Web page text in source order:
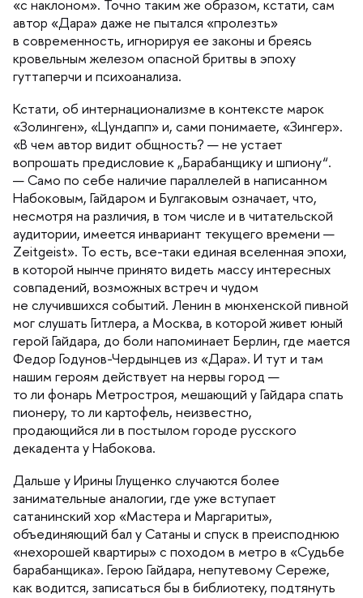
«с наклоном». Точно таким же образом, кстати, сам
автор «Дара» даже не пытался «пролезть»
современность, игнорируя ее законы и бреясь
кровельным железом опасной бритвы в эпоху
уттаперчи и психоанализа.
Кстати, об интернационализме в контексте марок
«Золинген», «Цундапп» и, сами понимаете, «Зингер».
«В чем автор видит общность? — не устает
опрошать предисловие к „Барабанщику и шпиону“.
— Само по себе наличие параллелей в написанном
Набоковым, Гайдаром и Булгаковым означает, что,
несмотря на различия, в том числе и в читательской
аудитории, имеется инвариант текущего времени —
Zeitgeist». То есть, все-таки единая вселенная эпохи,
которой нынче принято видеть массу интересных
совпадений, возможных встреч и чудом
не случившихся событий. Ленин в мюнхенской пивной
мог слушать Гитлера, а Москва, в которой живет юный
ерой Гайдара, до боли напоминает Берлин, где мается
Федор Годунов-Чердынцев из «Дара». И тут и там
нашим героям действует на нервы город —
то ли фонарь Метростроя, мешающий у Гайдара спать
пионеру, то ли картофель, неизвестно,
продающийся ли в постылом городе русского
декадента у Набокова.
Дальше у Ирины Глущенко случаются более
занимательные аналогии, где уже вступает
сатанинский хор «Мастера и Маргариты»,
объединяющий бал у Сатаны и спуск в преисподнюю
«нехорошей квартиры» с походом в метро в «Судьбе
арабанщика». Герою Гайдара, непутевому Сереже,
как водится, записаться бы в библиотеку, подтянуть